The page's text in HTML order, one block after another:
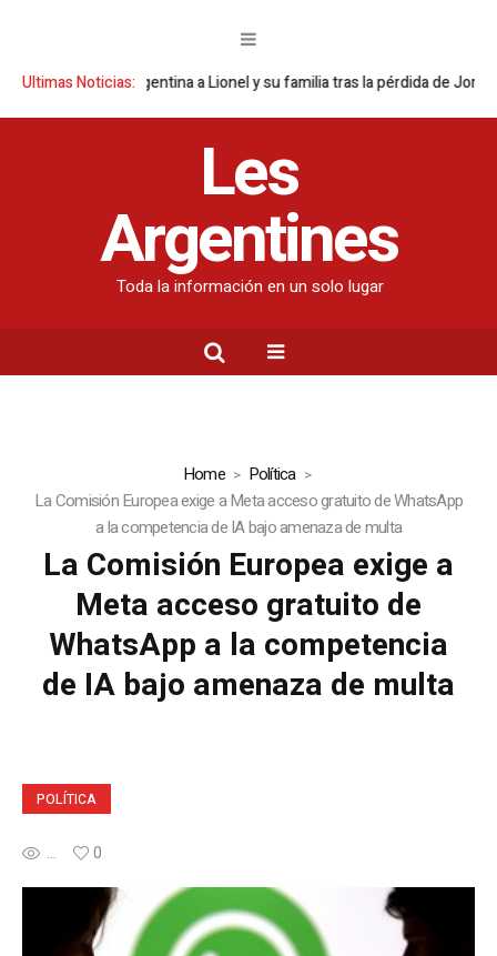
Ultimas Noticias:
Selección argentina a Lionel y su familia tras la pérdida de Jorge Messi
Les
Argentines
Toda la información en un solo lugar
Home
Política
La Comisión Europea exige a Meta acceso gratuito de WhatsApp
a la competencia de IA bajo amenaza de multa
La Comisión Europea exige a
Meta acceso gratuito de
WhatsApp a la competencia
de IA bajo amenaza de multa
POLÍTICA
... 0